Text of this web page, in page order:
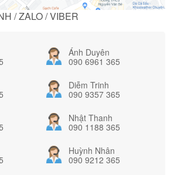
/ ZALO / VIBER
Ánh Duyên
090 6961 365
Diễm Trinh
090 9357 365
Nhật Thanh
090 1188 365
Huỳnh Nhân
090 9212 365